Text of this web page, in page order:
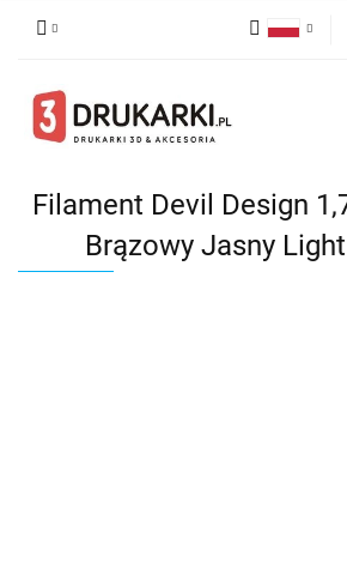
English
Filament Devil Design
Brązowy Jasny